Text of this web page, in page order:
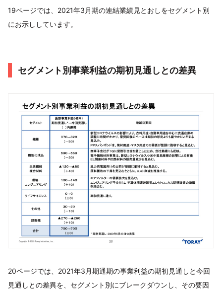
19ページでは、2021年3月期の連結業績見とおしをセグメント別
にお示ししています。
セグメント別事業利益の期初見通しとの差異
20ページでは、2021年3月期通期の事業利益の期初見通しと今回
見通しとの差異を、セグメント別にブレークダウンし、その要因